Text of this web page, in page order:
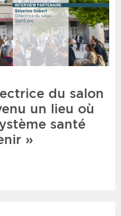
du salon
un lieu où
santé
»